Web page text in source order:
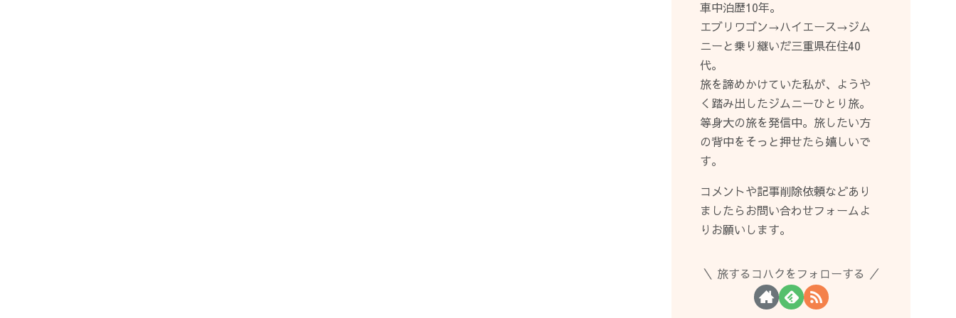
車中泊歴10年。
エブリワゴン→ハイエース→ジム
ニーと乗り継いだ三重県在住40
代。
旅を諦めかけていた私が、ようや
く踏み出したジムニーひとり旅。
等身大の旅を発信中。旅したい方
の背中をそっと押せたら嬉しいで
す。
コメントや記事削除依頼などあり
ましたらお問い合わせフォームよ
りお願いします。
旅するコハクをフォローする